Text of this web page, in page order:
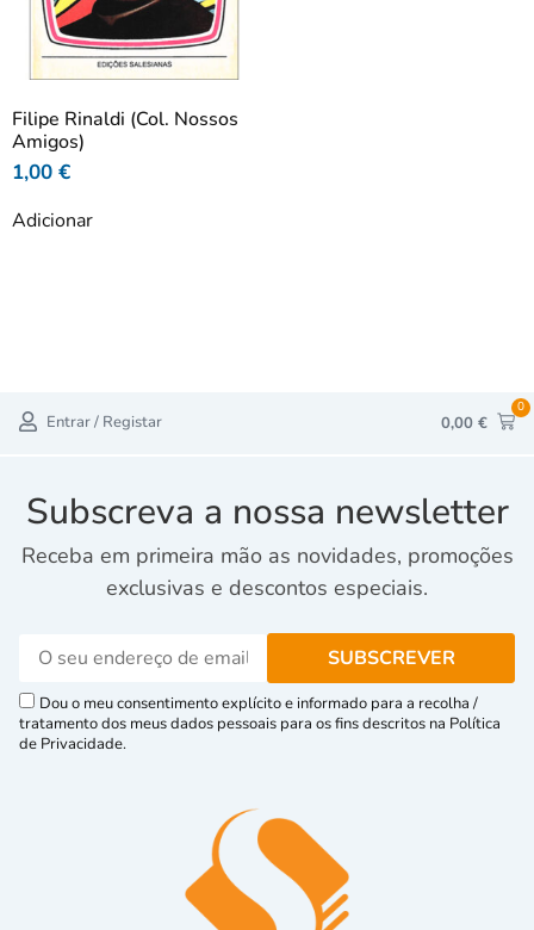
Filipe Rinaldi (Col. Nossos
Amigos)
1,00 €
Adicionar
Entrar / Registar 0,00 €
0
Subscreva a nossa newsletter
Receba em primeira mão as novidades, promoções
exclusivas e descontos especiais.
Dou o meu consentimento explícito e informado para a recolha /
tratamento dos meus dados pessoais para os fins descritos na Política
de Privacidade.